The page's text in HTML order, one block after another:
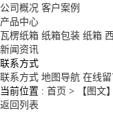
公司概况 客户案例
产品中心
瓦楞纸箱 纸箱包装 纸箱
新闻资讯
联系方式
联系方式 地图导航 在线
当前位置 : 首页 >
【图文
返回列表